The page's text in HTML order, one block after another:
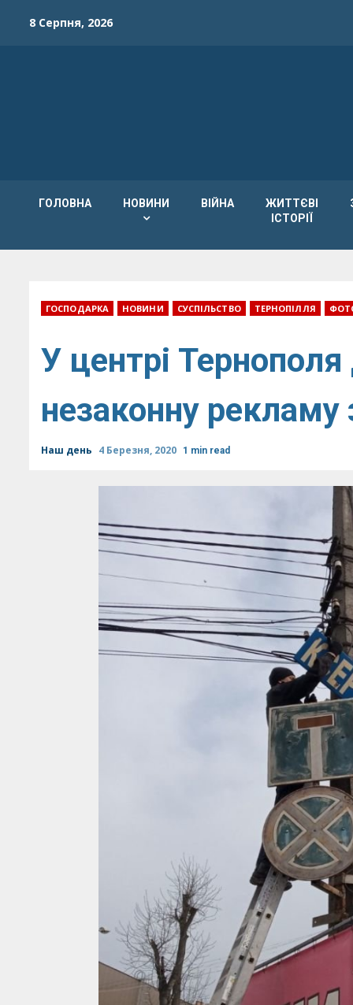
8 Серпня, 2026
ГОЛОВНА НОВИНИ ВІЙНА
ЖИТТЄВІ
ІСТОРІЇ
ГОСПОДАРКА НОВИНИ СУСПІЛЬСТВО ТЕРНОПІЛЛЯ
У центрі
незаконну
Наш день 4 Березня, 2020 1 min read